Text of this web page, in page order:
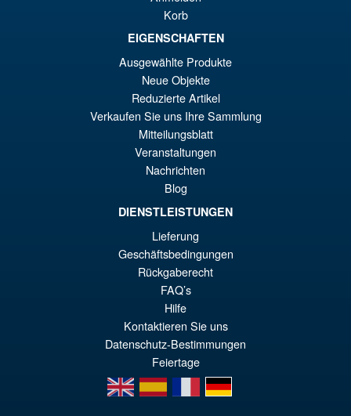
PRE ORDENA
Bandai Spirits S.H.Figuarts
Dragon Ball Super: Broly -
Super- Action Figure
PRE ORDENA
Korb
EIGENSCHAFTEN
Ausgewählte Produkte
Neue Objekte
Reduzierte Artikel
Verkaufen Sie uns Ihre Sammlung
Mitteilungsblatt
Veranstaltungen
Nachrichten
Blog
DIENSTLEISTUNGEN
Lieferung
Geschäftsbedingungen
Rückgaberecht
FAQ’s
Hilfe
Kontaktieren Sie uns
Datenschutz-Bestimmungen
Feiertage
en
es fr de